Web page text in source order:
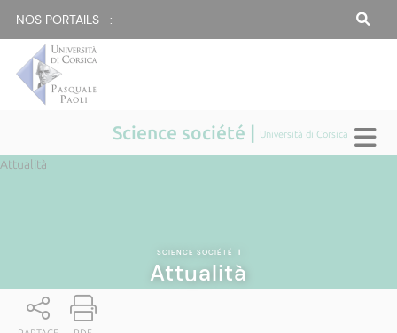
NOS PORTAILS :
Science société | Università di Corsica
Attualità
SCIENCE SOCIÉTÉ |
Attualità